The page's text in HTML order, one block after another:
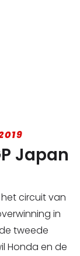
Japan
circuit van
in
tweede
Honda en de